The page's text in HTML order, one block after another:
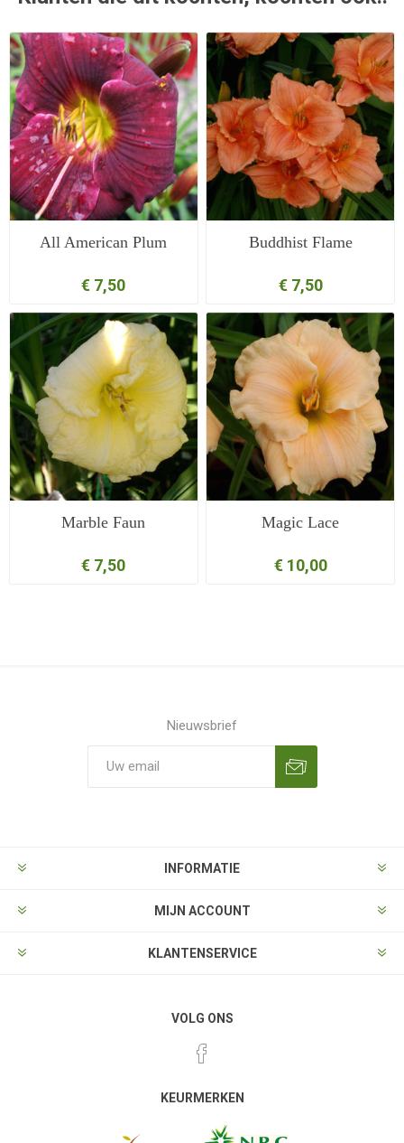
All American Plum
€ 7,50
Buddhist Flame
€ 7,50
Marble Faun
€ 7,50
Magic Lace
€ 10,00
Nieuwsbrief
INFORMATIE
MIJN ACCOUNT
KLANTENSERVICE
VOLG ONS
KEURMERKEN